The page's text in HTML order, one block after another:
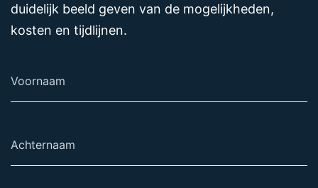
duidelijk beeld geven van de mogelijkheden,
kosten en tijdlijnen.